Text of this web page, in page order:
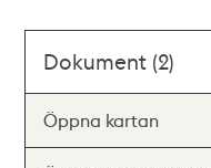
Dokument (2)
Öppna kartan